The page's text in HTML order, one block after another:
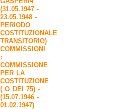
(31.05.1947 -
23.05.1948 -
PERIODO
COSTITUZIONALE
TRANSITORIO)
COMMISSIONI
:
COMMISSIONE
PER LA
COSTITUZIONE
( O DEI 75) -
(15.07.1946 -
01.02.1947)